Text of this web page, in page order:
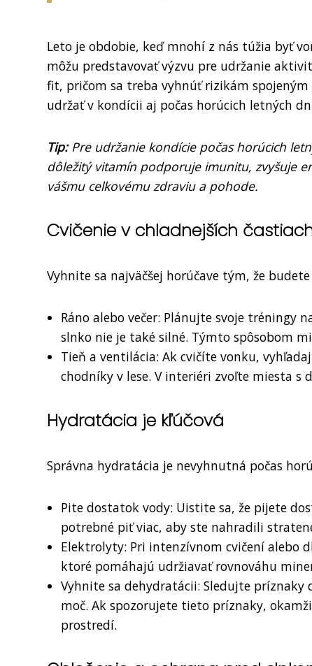
Leto je obdobie, keď mnohí z nás túžia byť
môžu predstavovať výzvu pre udržanie
fit, pričom sa treba vyhnúť rizikám
udržať v kondícii aj počas horúcich letných
Tip:Pre udržanie kondície počas horúcich
dôležitý vitamín podporuje imunitu, zvyšuje
vášmu celkovému zdraviu a pohode.
Cvičenie v chladnejších
Vyhnite sa najväčšej horúčave tým, že
Ráno alebo večer: Plánujte svoje tréningy
slnko nie je také silné. Týmto spôsobom
Tieň a ventilácia: Ak cvičíte vonku,
chodníky v lese. V interiéri zvoľte miesta
Hydratácia je kľúčová
Správna hydratácia je nevyhnutná počas
Pite dostatok vody: Uistite sa, že pijete
potrebné piť viac, aby ste nahradili
Elektrolyty: Pri intenzívnom cvičení alebo
ktoré pomáhajú udržiavať rovnováhu
Vyhnite sa dehydratácii: Sledujte
moč. Ak spozorujete tieto príznaky,
prostredí.